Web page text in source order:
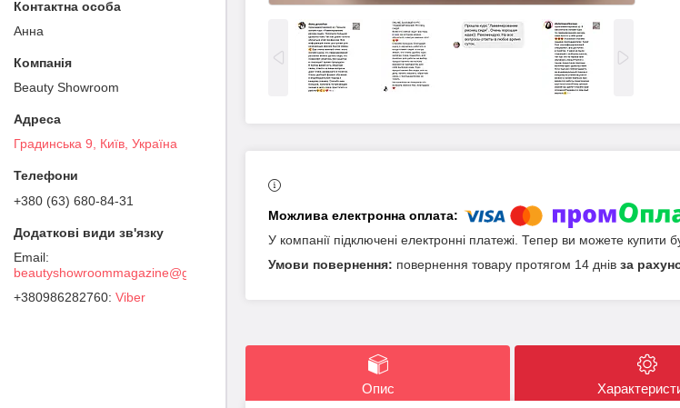
У компанії підключені електронні платежі. Тепер ви можете купити
повернення товару протягом 14 днів за
Опис
Анна
Beauty Showroom
Градинська 9, Київ, Україна
+380 (63) 680-84-31
beautyshowroommagazine@gmail.com
+380986282760 Viber